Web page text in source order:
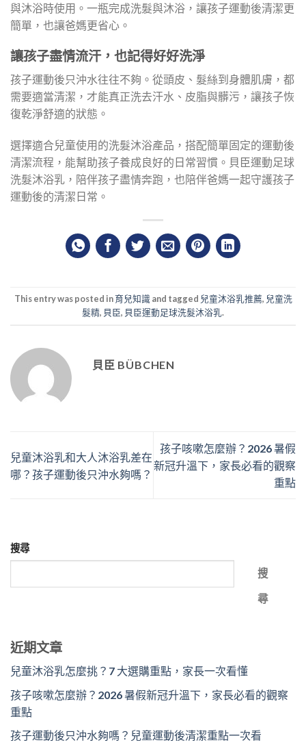
與沐浴時使用。一瓶完成洗髮與沐浴，讓孩子運動後清潔更
簡單，也讓爸媽更省心。
讓孩子盡情流汗，也記得好好洗淨
孩子運動後只沖水往往不夠。從頭皮、髮絲到身體肌膚，都
需要適當清潔，才能真正洗去汗水、皮脂與髒污，讓孩子恢
復乾淨舒適的狀態。
選擇適合兒童使用的洗髮沐浴產品，搭配簡單固定的運動後
清潔流程，能幫助孩子養成良好的日常習慣。貝臣運動足球
洗髮沐浴乳，陪伴孩子盡情奔跑，也陪伴爸媽一起守護孩子
運動後的清潔日常。
This entry was posted in育兒知識 and tagged 兒童沐浴乳推薦, 兒童洗
髮精, 貝臣, 貝臣運動足球洗髮沐浴乳.
貝臣 BÜBCHEN
兒童沐浴乳和大人沐浴乳差在
哪？孩子運動後只沖水夠嗎？
孩子咳嗽怎麼辦？2026 暑假
新冠升溫下，家長必看的觀察
重點
搜尋
搜
尋
近期文章
兒童沐浴乳怎麼挑？7 大選購重點，家長一次看懂
孩子咳嗽怎麼辦？2026 暑假新冠升溫下，家長必看的觀察
重點
孩子運動後只沖水夠嗎？兒童運動後清潔重點一次看